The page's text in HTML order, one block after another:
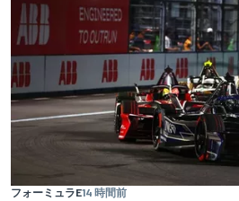
フォーミュラE14 時間前